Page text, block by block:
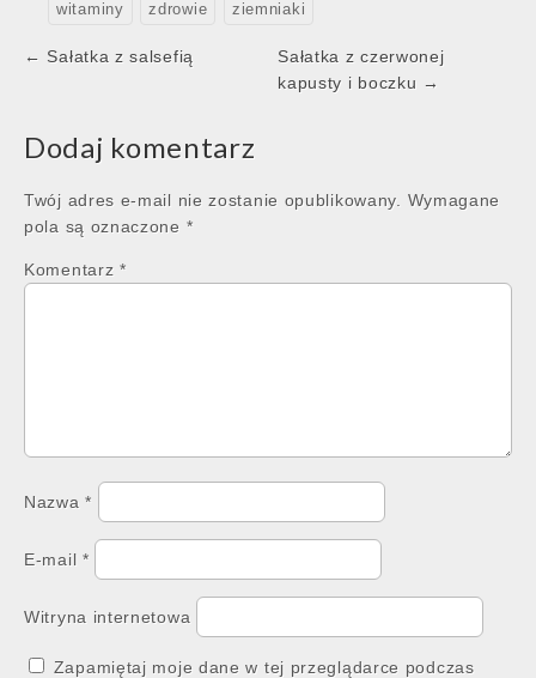
witaminy zdrowie ziemniaki
Post
← Sałatka z salsefią
Sałatka z czerwonej
kapusty i boczku →
Dodaj komentarz
Twój adres e-mail nie zostanie opublikowany.
Wymagane
pola są oznaczone *
Komentarz *
Nazwa*
E-mail *
Witryna internetowa
Zapamiętaj moje dane w tej przeglądarce podczas